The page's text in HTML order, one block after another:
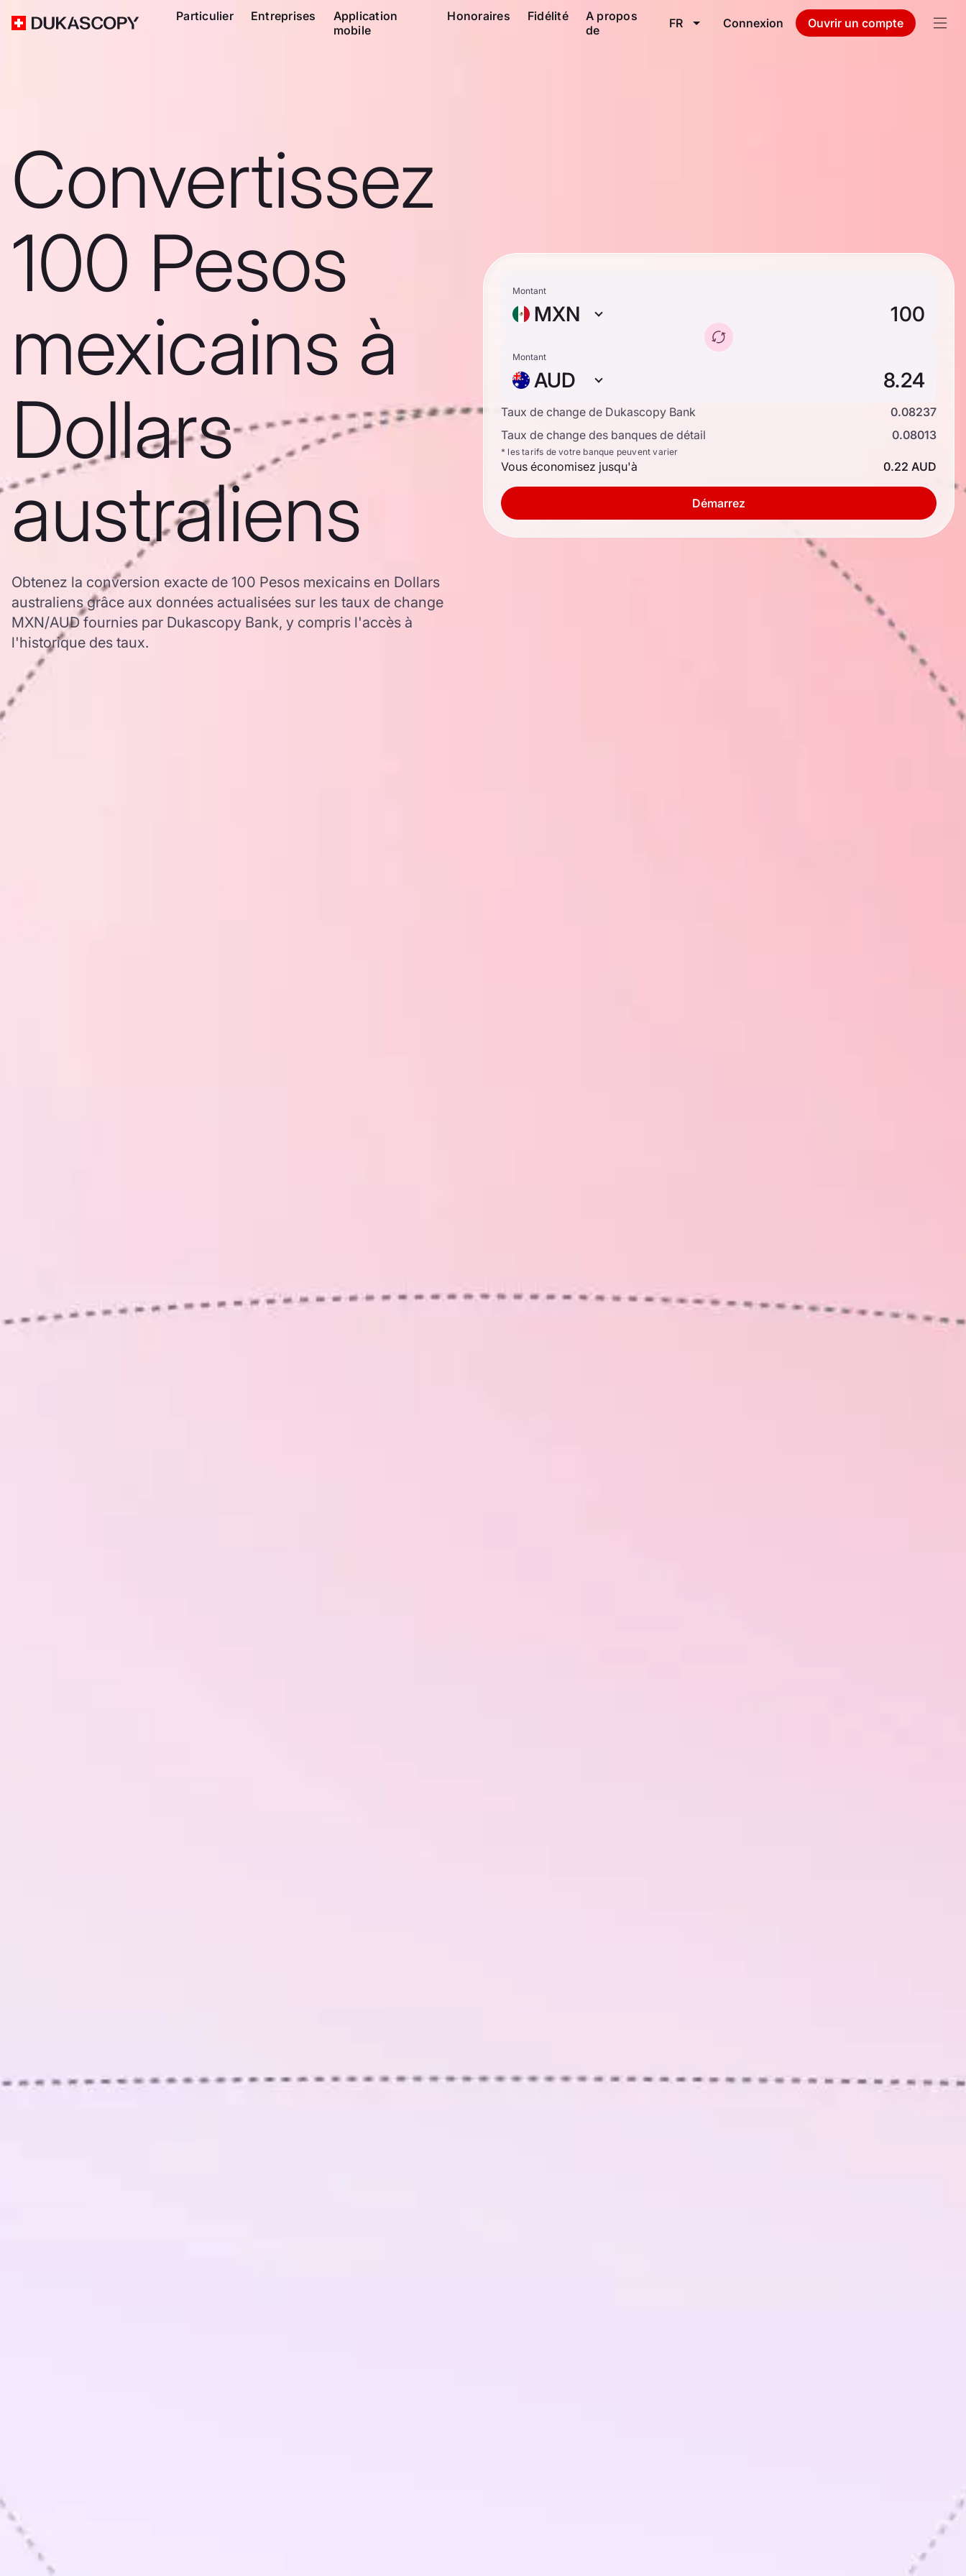
Particulier Entreprises
Application
mobile
Honoraires Fidélité
A propos
de
FR Connexion Ouvrir un compte
Convertissez
100 Pesos
mexicains à
Dollars
australiens
Obtenez la conversion exacte de 100 Pesos mexicains en Dollars
australiens grâce aux données actualisées sur les taux de change
MXN/AUD fournies par Dukascopy Bank, y compris l'accès à
l'historique des taux.
Montant
MXN
Montant
AUD
Taux de change de Dukascopy Bank
0.08237
Taux de change des banques de détail
0.08013
* les tarifs de votre banque peuvent varier
Vous économisez jusqu'à 0.22 AUD
Démarrez